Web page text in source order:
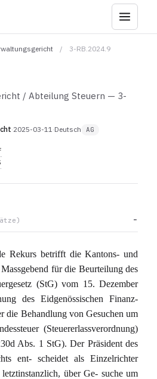
/ 3-RB.2024.9
/ Abteilung Steuern — 3-
·2025-03-11·Deutsch AG
Rekurs betrifft die Kantons- und
für die Beurteilung des
(StG) vom 15. Dezember
des Eidgenössischen Finanz-
die Behandlung von Gesuchen um
(Steuererlassverordnung)
Abs. 1 StG). Der Präsident des
ent- scheidet als Einzelrichter
über Ge- suche um